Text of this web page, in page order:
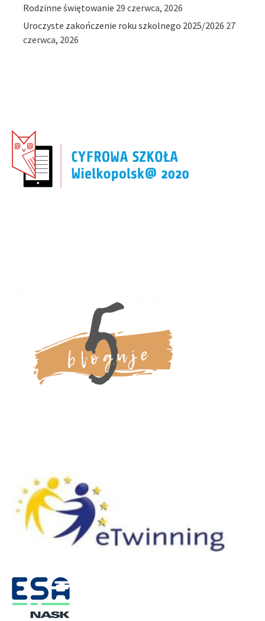
Rodzinne świętowanie 29 czerwca, 2026
Uroczyste zakończenie roku szkolnego 2025/2026 27
czerwca, 2026